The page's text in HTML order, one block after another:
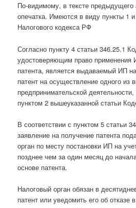
По-видимому, в тексте
опечатка. Имеются в виду пункты 1 и
Налогового кодекса РФ
Согласно пункту 4 статьи 346.25.1
удостоверяющим право применения
патента, является выдаваемый ИП
патент на осуществление одного из
предпринимательской
пунктом 2 вышеуказанной статьи
В соответствии с пунктом 5 статьи
заявление на получение патента
орган по месту постановки ИП на
позднее чем за один месяц до
основе патента.
Налоговый орган обязан в
патент или уведомить его об отказе